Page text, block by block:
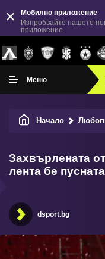
Мобилно приложение
Изпробвайте нашето
приложение
Меню
Начало
Захвърлената
лента бе
dsport.bg